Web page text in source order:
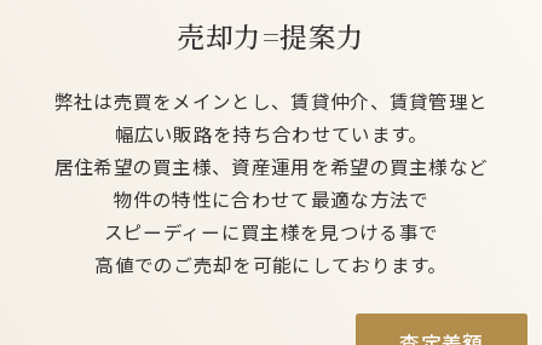
売却力=提案力
弊社は売買をメインとし、賃貸仲介、賃貸管理と
幅広い販路を持ち合わせています。
居住希望の買主様、資産運用を希望の買主様など
物件の特性に合わせて最適な方法で
スピーディーに買主様を見つける事で
高値でのご売却を可能にしております。